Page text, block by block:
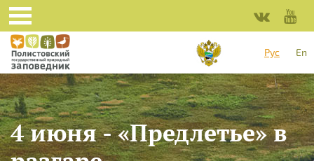
Перейти к основному содержанию
Рус
En
4 июня - «Предлетье» в